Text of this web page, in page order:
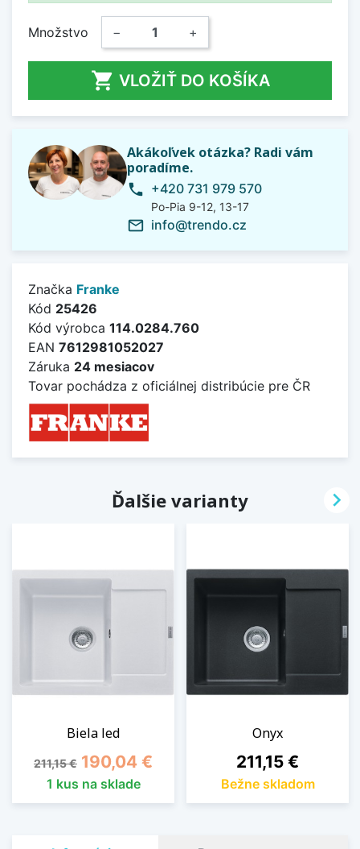
Množstvo − +
 VLOŽIŤ DO KOŠÍKA
Akákoľvek otázka? Radi vám
poradíme.
phone +420 731 979 570
Po-Pia 9-12, 13-17
mail_outline info@trendo.cz
Značka Franke
Kód 25426
Kód výrobca 114.0284.760
EAN 7612981052027
Záruka 24 mesiacov
Tovar pochádza z oficiálnej distribúcie pre ČR
Ďalšie varianty
Biela led
Základná cena
211,15 € Cena
190,04 €
1 kus na sklade
Onyx
Cena
211,15 €
Bežne skladom
